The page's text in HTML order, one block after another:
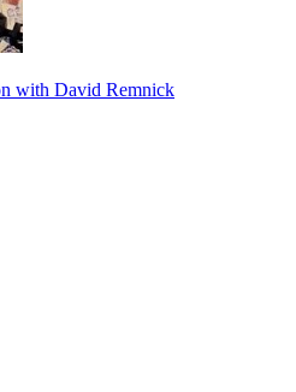
with David Remnick